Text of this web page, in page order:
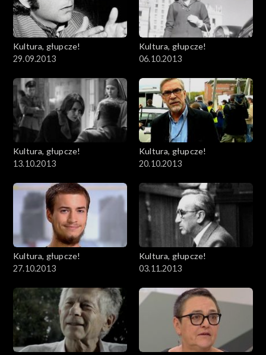
Kultura, głupcze!
29.09.2013
Kultura, głupcze!
06.10.2013
Kultura, głupcze!
13.10.2013
Kultura, głupcze!
20.10.2013
Kultura, głupcze!
27.10.2013
Kultura, głupcze!
03.11.2013